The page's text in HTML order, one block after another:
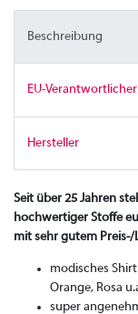
Beschreibung
EU-Verantwortlicher
Hersteller
Seit über 25 Jahren
hochwertiger Stoffe
mit sehr gutem
modisches
Orange, Rosa
super